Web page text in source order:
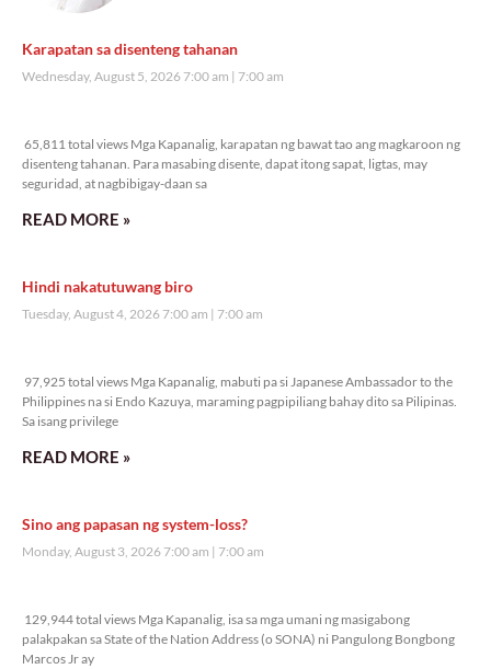
Karapatan sa disenteng tahanan
Wednesday, August 5, 2026 7:00 am 7:00 am
65,811 total views Mga Kapanalig, karapatan ng bawat tao ang magkaroon ng
disenteng tahanan. Para masabing disente, dapat itong sapat, ligtas, may
seguridad, at nagbibigay-daan sa
READ MORE »
Hindi nakatutuwang biro
Tuesday, August 4, 2026 7:00 am 7:00 am
97,925 total views Mga Kapanalig, mabuti pa si Japanese Ambassador to the
Philippines na si Endo Kazuya, maraming pagpipiliang bahay dito sa Pilipinas.
Sa isang privilege
READ MORE »
Sino ang papasan ng system-loss?
Monday, August 3, 2026 7:00 am 7:00 am
129,944 total views Mga Kapanalig, isa sa mga umani ng masigabong
palakpakan sa State of the Nation Address (o SONA) ni Pangulong Bongbong
Marcos Jr ay